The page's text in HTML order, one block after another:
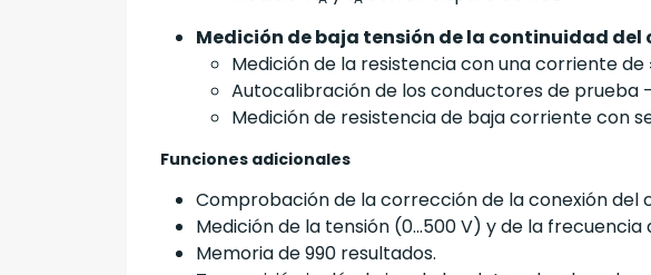
Medición de baja tensión de la continuidad
Medición de la resistencia con una corriente de
Autocalibración de los conductores de prueba
Medición de resistencia de baja corriente con
Funciones adicionales
Comprobación de la corrección de la conexión del
Medición de la tensión (0...500 V) y de la frecuencia
Memoria de 990 resultados.